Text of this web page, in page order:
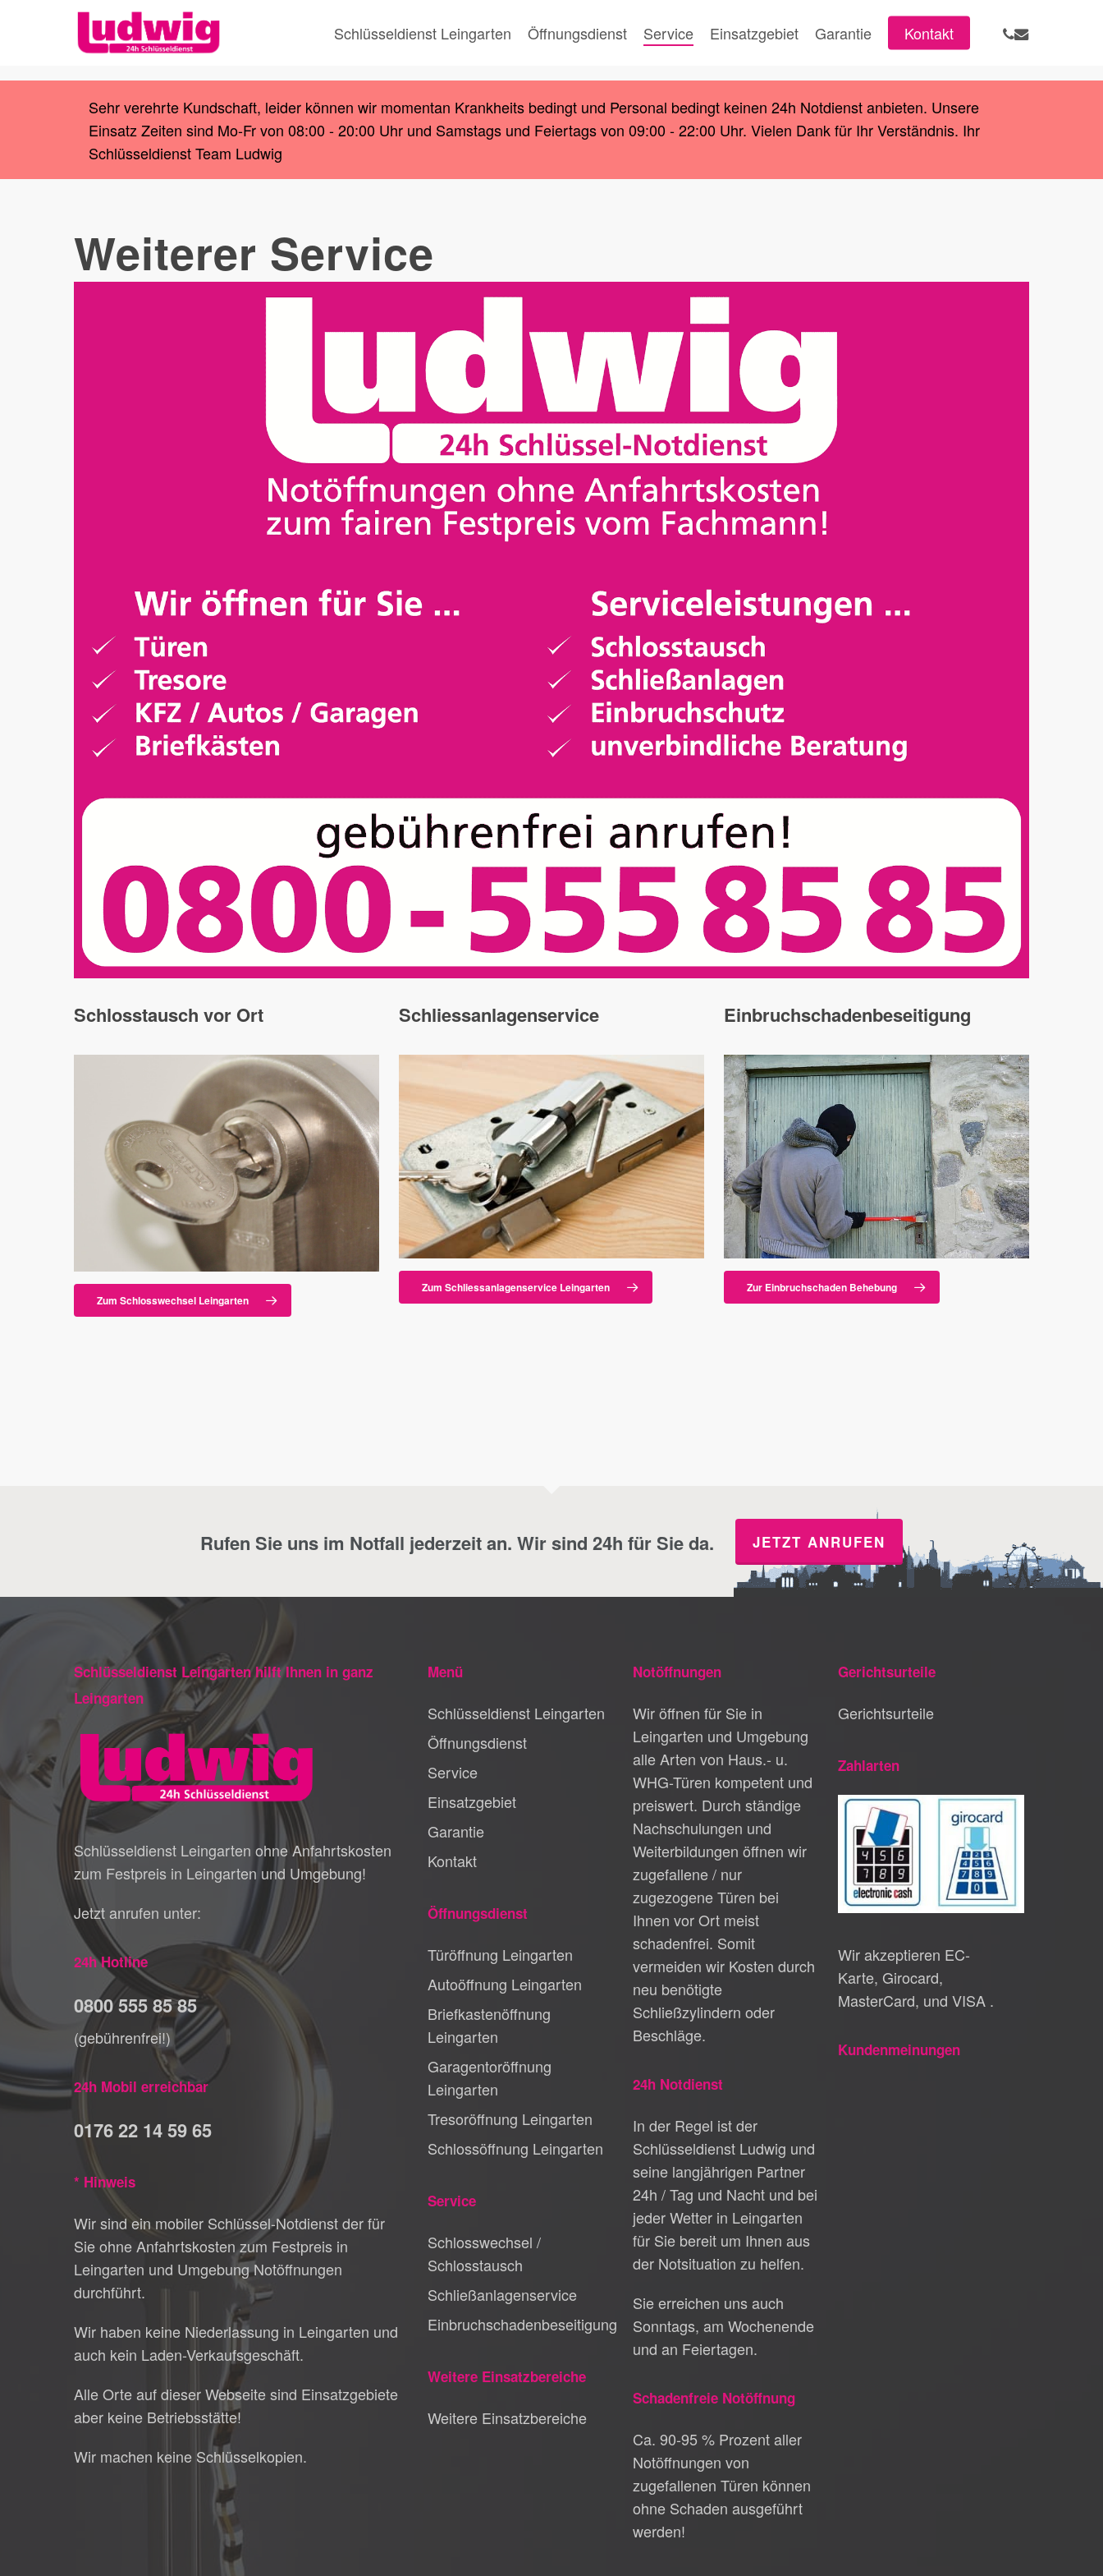
content
Schlüsseldienst Leingarten Öffnungsdienst Service Einsatzgebiet Garantie Kontakt phone
email
Sehr verehrte Kundschaft, leider können wir momentan Krankheits bedingt und Personal bedingt keinen 24h Notdienst anbieten. Unsere
Einsatz Zeiten sind Mo-Fr von 08:00 - 20:00 Uhr und Samstags und Feiertags von 09:00 - 22:00 Uhr. Vielen Dank für Ihr Verständnis. Ihr
Schlüsseldienst Team Ludwig
Weiterer Service
Schlosstausch vor Ort
Zum Schlosswechsel Leingarten
Schliessanlagenservice
Zum Schliessanlagenservice Leingarten
Einbruchschadenbeseitigung
Zur Einbruchschaden Behebung
Rufen Sie uns im Notfall jederzeit an. Wir sind 24h für Sie da. JETZT ANRUFEN
Schlüsseldienst Leingarten hilft Ihnen in ganz
Leingarten
Schlüsseldienst Leingarten ohne Anfahrtskosten
zum Festpreis in Leingarten und Umgebung!
Jetzt anrufen unter:
24h Hotline
0800 555 85 85
(gebührenfrei!)
24h Mobil erreichbar
0176 22 14 59 65
* Hinweis
Wir sind ein mobiler Schlüssel-Notdienst der für
Sie ohne Anfahrtskosten zum Festpreis in
Leingarten und Umgebung Notöffnungen
durchführt.
Wir haben keine Niederlassung in Leingarten und
auch kein Laden-Verkaufsgeschäft.
Alle Orte auf dieser Webseite sind Einsatzgebiete
aber keine Betriebsstätte!
Wir machen keine Schlüsselkopien.
Menü
Schlüsseldienst Leingarten
Öffnungsdienst
Service
Einsatzgebiet
Garantie
Kontakt
Öffnungsdienst
Türöffnung Leingarten
Autoöffnung Leingarten
Briefkastenöffnung
Leingarten
Garagentoröffnung
Leingarten
Tresoröffnung Leingarten
Schlossöffnung Leingarten
Service
Schlosswechsel /
Schlosstausch
Schließanlagenservice
Einbruchschadenbeseitigung
Weitere Einsatzbereiche
Weitere Einsatzbereiche
Notöffnungen
Wir öffnen für Sie in
Leingarten und Umgebung
alle Arten von Haus.- u.
WHG-Türen kompetent und
preiswert. Durch ständige
Nachschulungen und
Weiterbildungen öffnen wir
zugefallene / nur
zugezogene Türen bei
Ihnen vor Ort meist
schadenfrei. Somit
vermeiden wir Kosten durch
neu benötigte
Schließzylindern oder
Beschläge.
24h Notdienst
In der Regel ist der
Schlüsseldienst Ludwig und
seine langjährigen Partner
24h / Tag und Nacht und bei
jeder Wetter in Leingarten
für Sie bereit um Ihnen aus
der Notsituation zu helfen.
Sie erreichen uns auch
Sonntags, am Wochenende
und an Feiertagen.
Schadenfreie Notöffnung
Ca. 90-95 % Prozent aller
Notöffnungen von
zugefallenen Türen können
ohne Schaden ausgeführt
werden!
Gerichtsurteile
Gerichtsurteile
Zahlarten
Wir akzeptieren EC-
Karte, Girocard,
MasterCard, und VISA .
Kundenmeinungen